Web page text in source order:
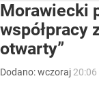
Morawiecki
współpracy
otwarty”
Dodano:wczoraj 20:06